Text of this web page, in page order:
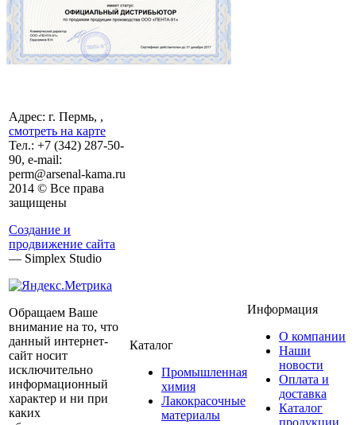
Адрес: г. Пермь, ,
смотреть на карте
Тел.: +7 (342) 287-50-
90, e-mail:
perm@arsenal-kama.ru
2014 © Все права
защищены
Создание и
продвижение сайта
— Simplex Studio
Обращаем Ваше
внимание на то, что
данный интернет-
сайт носит
исключительно
информационный
характер и ни при
каких
Каталог
Промышленная
химия
Лакокрасочные
материалы
Информация
О компании
Наши
новости
Оплата и
доставка
Каталог
продукции